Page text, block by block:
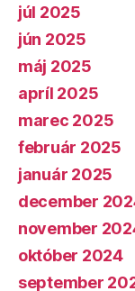
júl 2025
jún 2025
máj 2025
apríl 2025
marec 2025
február 2025
január 2025
december
november
október 2024
september